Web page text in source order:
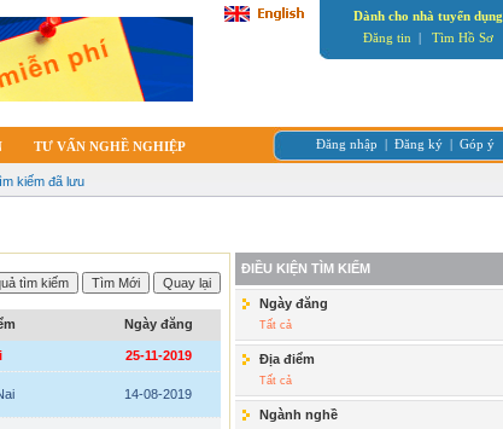
Dành cho nhà tuyển dụng
Đăng tin | Tìm Hồ Sơ
TƯ VẤN NGHỀ NGHIỆP Đăng nhập | Đăng ký | Góp ý
kiếm đã lưu
Ngày đăng
25-11-2019
14-08-2019
ĐIỀU KIỆN TÌM KIẾM
Ngày đăng
Tất cả
Địa điểm
Tất cả
Ngành nghề